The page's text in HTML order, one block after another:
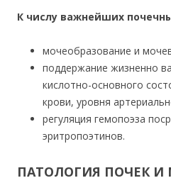
К числу важнейших
мочеобразование и
поддержание жизненно
кислотно-основного
крови, уровня
регуляция гемопоэза
эритропоэтинов.
ПАТОЛОГИЯ ПОЧЕК